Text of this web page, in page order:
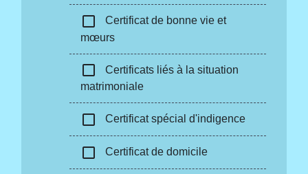
check_box_outline_blank
Certificat de bonne vie et
mœurs
check_box_outline_blank
Certificats liés à la situation
matrimoniale
check_box_outline_blank Certificat spécial d'indigence
check_box_outline_blank Certificat de domicile